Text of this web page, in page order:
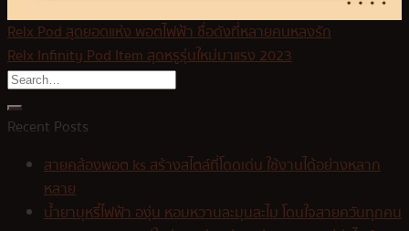
Relx Pod สุดยอดแห่ง พอตไฟฟ้า ชื่อดังที่หลายคนหลงรัก
Relx Infinity Pod Item สุดหรูรุ่นใหม่มาแรง 2023
Recent Posts
สายคล้องพอต ks สร้างสไตล์ที่โดดเด่น ใช้งานได้อย่างหลาก
หลาย
น้ำยาบุหรี่ไฟฟ้า องุ่น หอมหวานละมุนละไม โดนใจสายควันทุกคน